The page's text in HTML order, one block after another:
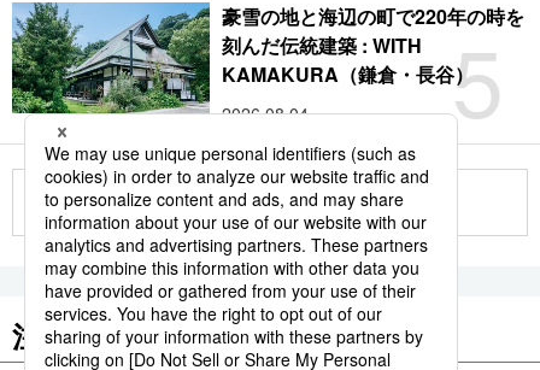
5
豪雪の地と海辺の町で220年の時を
刻んだ伝統建築 : WITH
KAMAKURA（鎌倉・長谷）
2026.08.04
もっと見る
注目のキーワード